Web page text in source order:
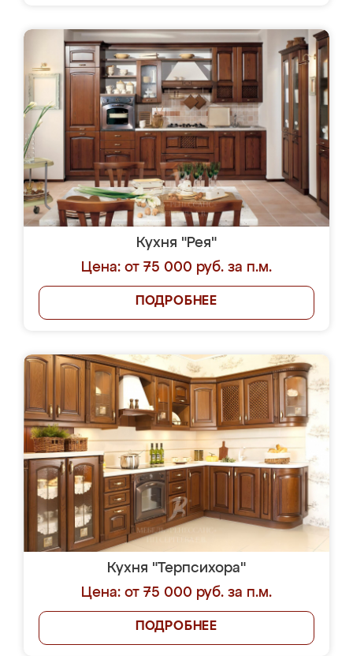
Кухня "Рея"
Цена: от 75 000 руб. за п.м.
ПОДРОБНЕЕ
Кухня "Терпсихора"
Цена: от 75 000 руб. за п.м.
ПОДРОБНЕЕ